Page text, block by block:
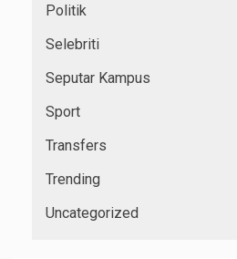
Politik
Selebriti
Seputar Kampus
Sport
Transfers
Trending
Uncategorized